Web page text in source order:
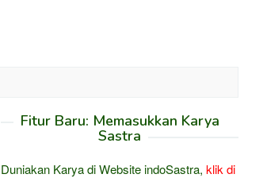
Fitur Baru: Memasukkan Karya
Sastra
Duniakan Karya di Website indoSastra, klik di